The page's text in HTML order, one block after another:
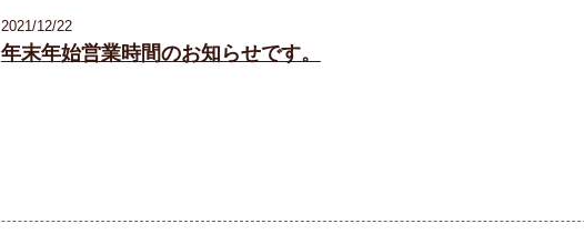
2021/12/22
年末年始営業時間のお知らせです。